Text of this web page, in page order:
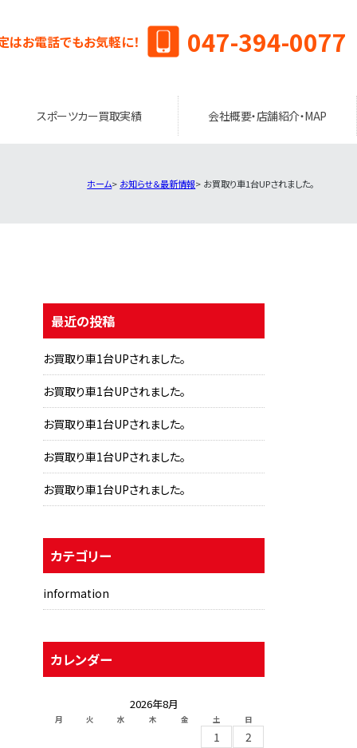
はお電話でもお気軽に！ 047-394-0077
スポーツカー買取実績 会社概要・店舗紹介・MAP
ホーム お知らせ＆最新情報 お買取り車1台UPされました。
最近の投稿
お買取り車1台UPされました。
お買取り車1台UPされました。
お買取り車1台UPされました。
お買取り車1台UPされました。
お買取り車1台UPされました。
カテゴリー
information
カレンダー
2026年8月
月 火 水 木 金 土 日
1
2